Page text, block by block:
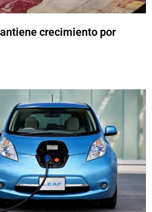
crecimiento por